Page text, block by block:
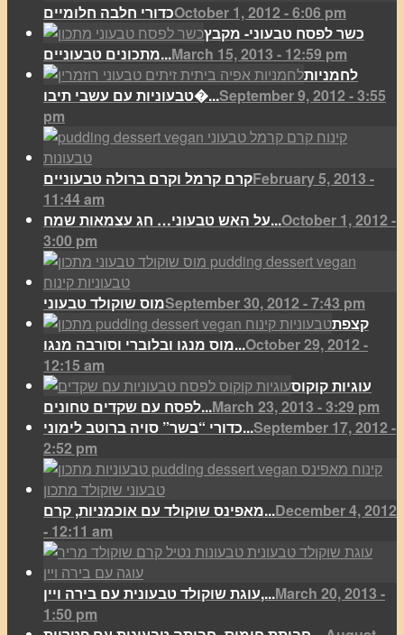
כדורי חלבה חלומייםOctober 1, 2012 - 6:06 pm
כשר לפסח טבעוני- מקבץ
מתכונים טבעוניים...March 15, 2013 - 12:59 pm
לחמניות
טבעוניות עם עשבי תיבו�...September 9, 2012 - 3:55
pm
קרם קרמל וקרם ברולה טבעונייםFebruary 5, 2013 -
11:44 am
על האש טבעוני… חג עצמאות שמח...October 1, 2012 -
3:00 pm
מוס שוקולד טבעוניSeptember 30, 2012 - 7:43 pm
קצפת
מוס מנגו ובלוברי וסורבה מנגו...October 29, 2012 -
12:15 am
עוגיות קוקוס
לפסח עם שקדים טחונים...March 23, 2013 - 3:29 pm
כדורי “בשר” סויה ברוטב לימוני...September 17, 2012 -
2:52 pm
מאפינס שוקולד עם אוכמניות, קרם...December 4, 2012
- 12:11 am
עוגת שוקולד טבעונית עם בירה ויין,...March 20, 2013 -
1:50 pm